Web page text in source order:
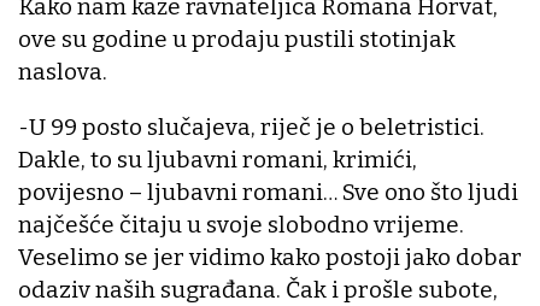
Kako nam kaže ravnateljica Romana Horvat,
ove su godine u prodaju pustili stotinjak
naslova.
-U 99 posto slučajeva, riječ je o beletristici.
Dakle, to su ljubavni romani, krimići,
povijesno – ljubavni romani… Sve ono što ljudi
najčešće čitaju u svoje slobodno vrijeme.
Veselimo se jer vidimo kako postoji jako dobar
odaziv naših sugrađana. Čak i prošle subote,